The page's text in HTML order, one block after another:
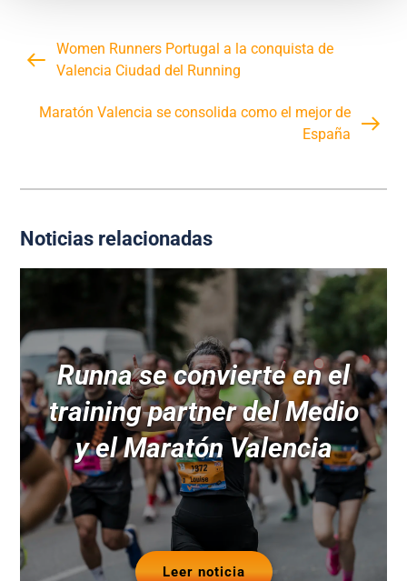
Women Runners Portugal a la conquista de
Valencia Ciudad del Running
Maratón Valencia se consolida como el mejor de
España
Noticias relacionadas
Runna se convierte en el
training partner del Medio
y el Maratón Valencia
Leer noticia